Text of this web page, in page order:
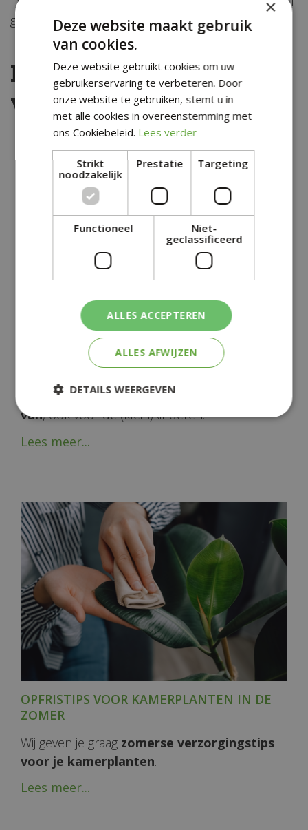
gekweekte pompoenen.
Kijk ook eens naar de
volgende berichten:
VAKANTIETIPS (VOOR KIDS) IN EIGEN TUIN
Ga je deze zomer niet op vakantie? Maak er
(dak)terras een heerlijk vakantieparadijsje
van, ook voor de (klein)kinderen.
Lees meer...
OPFRISTIPS VOOR KAMERPLANTEN IN DE
ZOMER
Wij geven je graag zomerse verzorgingstips
voor je kamerplanten.
Lees meer...
×
Deze website maakt gebruik
van cookies.
Deze website gebruikt cookies om uw
gebruikerservaring te verbeteren. Door
onze website te gebruiken, stemt u in
met alle cookies in overeenstemming met
ons Cookiebeleid. Lees verder
Strikt
noodzakelijk
Prestatie Targeting
Functioneel
Niet-
geclassificeerd
ALLES ACCEPTEREN
ALLES AFWIJZEN
DETAILS WEERGEVEN